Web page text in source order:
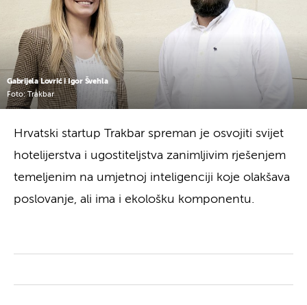
Gabrijela Lovrić i Igor Švehla
Foto: Trakbar
Hrvatski startup Trakbar spreman je osvojiti svijet
hotelijerstva i ugostiteljstva zanimljivim rješenjem
temeljenim na umjetnoj inteligenciji koje olakšava
poslovanje, ali ima i ekološku komponentu.